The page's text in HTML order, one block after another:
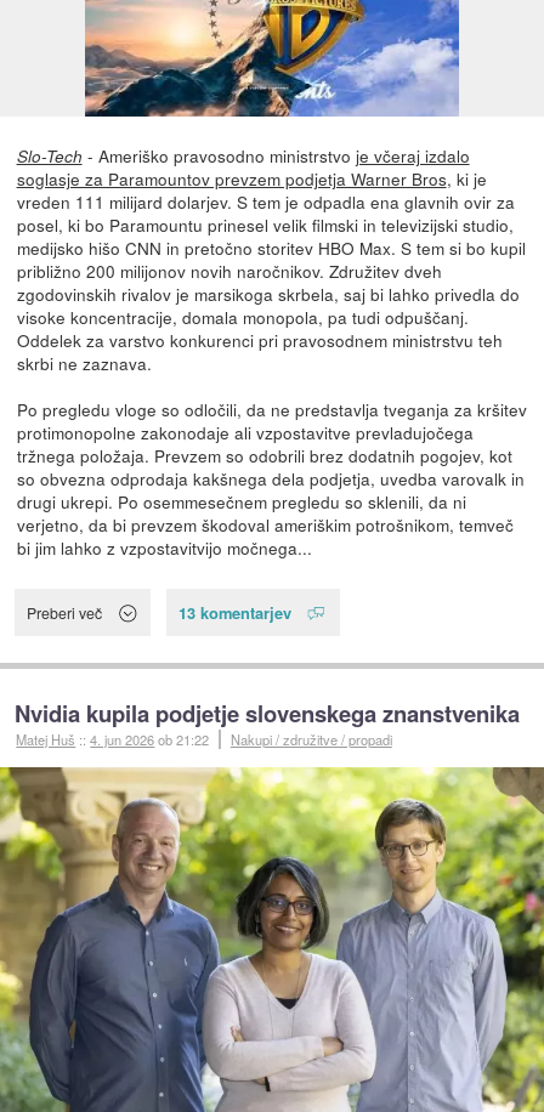
Slo-Tech - Ameriško pravosodno ministrstvo je včeraj izdalo
soglasje za Paramountov prevzem podjetja Warner Bros, ki je
vreden 111 milijard dolarjev. S tem je odpadla ena glavnih ovir za
posel, ki bo Paramountu prinesel velik filmski in televizijski studio,
medijsko hišo CNN in pretočno storitev HBO Max. S tem si bo kupil
približno 200 milijonov novih naročnikov. Združitev dveh
zgodovinskih rivalov je marsikoga skrbela, saj bi lahko privedla do
visoke koncentracije, domala monopola, pa tudi odpuščanj.
Oddelek za varstvo konkurenci pri pravosodnem ministrstvu teh
skrbi ne zaznava.
Po pregledu vloge so odločili, da ne predstavlja tveganja za kršitev
protimonopolne zakonodaje ali vzpostavitve prevladujočega
tržnega položaja. Prevzem so odobrili brez dodatnih pogojev, kot
so obvezna odprodaja kakšnega dela podjetja, uvedba varovalk in
drugi ukrepi. Po osemmesečnem pregledu so sklenili, da ni
verjetno, da bi prevzem škodoval ameriškim potrošnikom, temveč
bi jim lahko z vzpostavitvijo močnega...
Preberi več 13 komentarjev
Nvidia kupila podjetje slovenskega znanstvenika
Matej Huš ::4. jun 2026ob 21:22 Nakupi / združitve / propadi